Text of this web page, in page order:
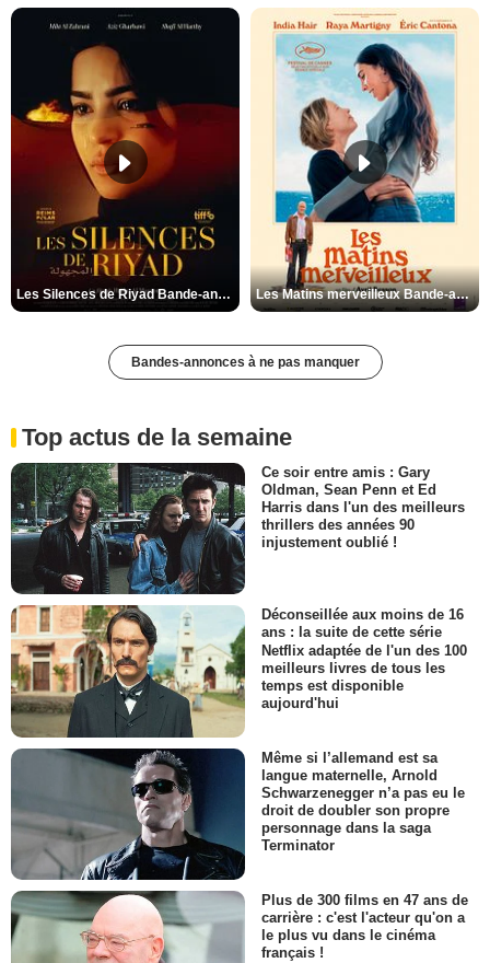
Les Silences de Riyad Bande-annonce VO STFR Les Matins merveilleux Bande-annonce VF
Bandes-annonces à ne pas manquer
Top actus de la semaine
Ce soir entre amis : Gary
Oldman, Sean Penn et Ed
Harris dans l'un des meilleurs
thrillers des années 90
injustement oublié !
Déconseillée aux moins de 16
ans : la suite de cette série
Netflix adaptée de l'un des 100
meilleurs livres de tous les
temps est disponible
aujourd'hui
Même si l’allemand est sa
langue maternelle, Arnold
Schwarzenegger n’a pas eu le
droit de doubler son propre
personnage dans la saga
Terminator
Plus de 300 films en 47 ans de
carrière : c'est l'acteur qu'on a
le plus vu dans le cinéma
français !